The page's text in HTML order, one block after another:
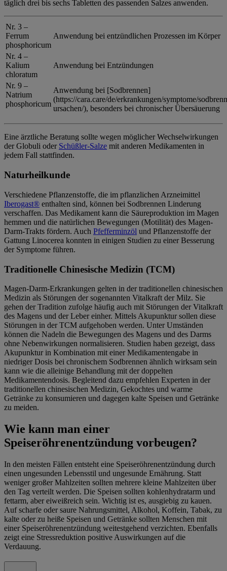
täglich drei bis sechs Tabletten des passenden Salzes anwenden.
Nr. 3 –
Ferrum
phosphoricum
Anwendung bei entzündlichen Prozessen im Körper
Nr. 4 –
Kalium
chloratum
Anwendung bei Entzündungen
Nr. 9 –
Natrium
phosphoricum
Anwendung bei [Sodbrennen]
(https://cara.care/de/erkrankungen/symptome/
ursachen/), besonders bei chronischer Übersäuerung
Eine ärztliche Beratung sollte wegen möglicher Wechselwirkungen
der Globuli oder Schüßler-Salze mit anderen Medikamenten in
jedem Fall stattfinden.
Naturheilkunde
Verschiedene Pflanzenstoffe, die im pflanzlichen Arzneimittel
Iberogast® enthalten sind, können bei Sodbrennen Linderung
verschaffen. Das Medikament kann die Säureproduktion im Magen
hemmen und die natürlichen Bewegungen (Motilität) des Magen-
Darm-Trakts fördern. Auch Pfefferminzöl und Pflanzenstoffe der
Gattung Linocerea konnten in einigen Studien zu einer Besserung
der Symptome führen.
Traditionelle Chinesische Medizin (TCM)
Magen-Darm-Erkrankungen gelten in der traditionellen chinesischen
Medizin als Störungen der sogenannten Vitalkraft der Milz. Sie
gehen der Tradition zufolge häufig auch mit Störungen der Vitalkraft
des Magens und der Leber einher. Mittels Akupunktur sollen diese
Störungen in der TCM aufgehoben werden. Unter Umständen
können die Nadeln die Bewegungen des Magens und des Darms
ohne Nebenwirkungen normalisieren. Studien haben gezeigt, dass
Akupunktur in Kombination mit einer Medikamentengabe in
niedriger Dosis bei chronischem Sodbrennen ähnlich wirksam sein
kann wie die alleinige Behandlung mit der doppelten
Medikamentendosis. Begleitend dazu empfehlen Experten in der
traditionellen chinesischen Medizin, Gekochtes und warme
Getränke zu konsumieren und dagegen kalte Speisen und Getränke
zu meiden.
Wie kann man einer
Speiseröhrenentzündung vorbeugen?
In den meisten Fällen entsteht eine Speiseröhrenentzündung durch
einen ungesunden Lebensstil und ungesunde Ernährung. Statt
weniger großer Mahlzeiten sollten mehrere kleine Mahlzeiten über
den Tag verteilt werden. Die Speisen sollten kohlenhydratarm und
fettarm, aber eiweißreich sein. Wichtig ist es, ausgiebig zu kauen.
Auf scharfe oder saure Nahrungsmittel, Alkohol, Koffein, Tabak, zu
kalte oder zu heiße Speisen und Getränke sollten Menschen mit
einer Speiseröhrenentzündung weitestgehend verzichten. Ebenfalls
zeigt eine Stressreduktion positive Auswirkungen auf die
Verdauung.